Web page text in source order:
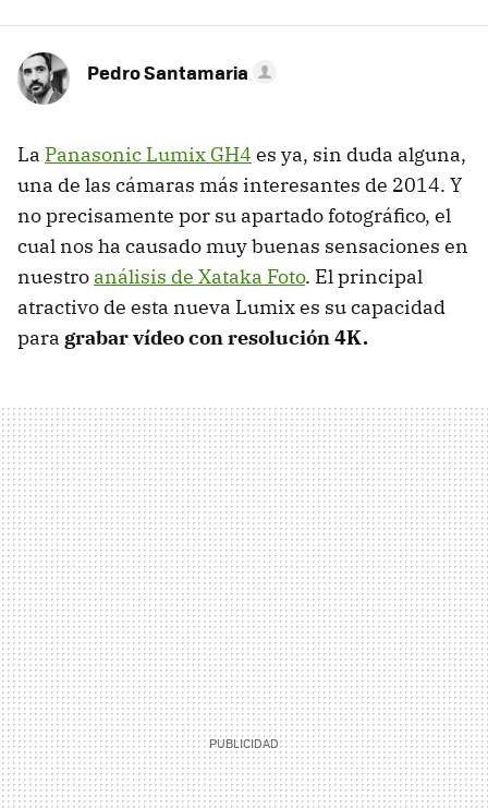
Pedro Santamaria
La Panasonic Lumix GH4 es ya, sin duda alguna,
una de las cámaras más interesantes de 2014. Y
no precisamente por su apartado fotográfico, el
cual nos ha causado muy buenas sensaciones en
nuestro análisis de Xataka Foto. El principal
atractivo de esta nueva Lumix es su capacidad
para grabar vídeo con resolución 4K.